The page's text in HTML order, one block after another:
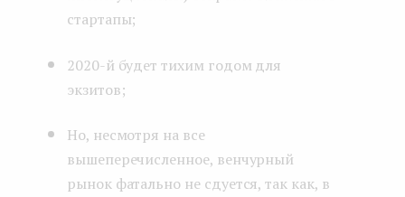
стартапы;
2020-й будет тихим годом для
экзитов;
Но, несмотря на все
вышеперечисленное, венчурный
рынок фатально не сдуется, так как, в